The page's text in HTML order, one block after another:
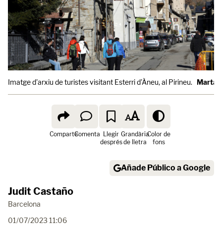
Imatge d'arxiu de turistes visitant Esterri d'Àneu, al Pirineu. Marta
ComparteComenta Llegir
després
Grandària
de lletra
Color de
fons
Añade Público a Google
Judit Castaño
Barcelona
01/07/2023 11:06